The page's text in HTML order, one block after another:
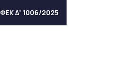
ΦΕΚ Δ' 1006/2025